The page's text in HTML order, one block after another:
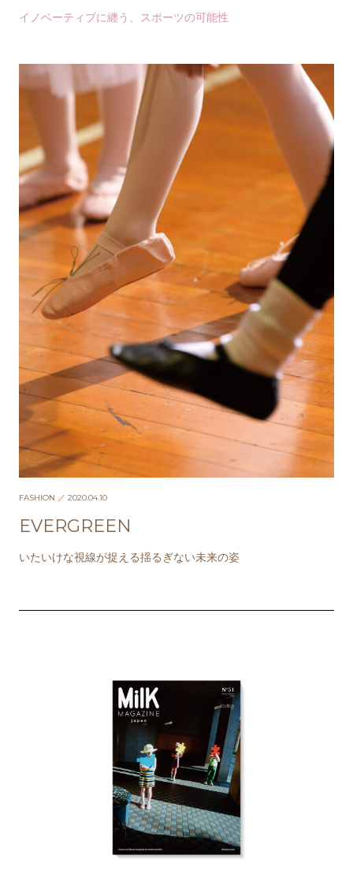
イノベーティブに纏う、スポーツの可能性
FASHION ／ 2020.04.10
EVERGREEN
いたいけな視線が捉える揺るぎない未来の姿